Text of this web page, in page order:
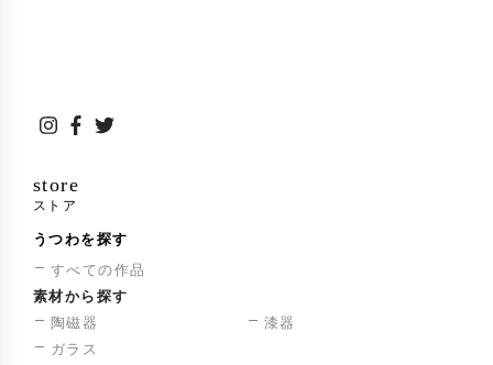
store
ストア
うつわを探す
すべての作品
素材から探す
陶磁器
漆器
ガラス